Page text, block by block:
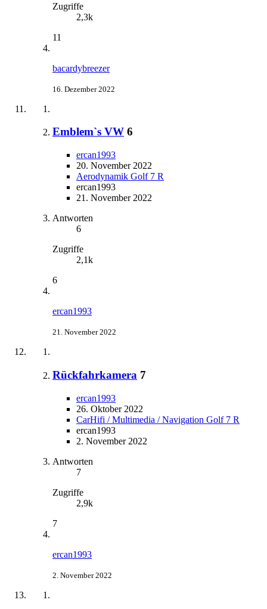
Zugriffe
2,3k
11
bacardybreezer
16. Dezember 2022
Emblem`s VW 6
ercan1993
20. November 2022
Aerodynamik Golf 7 R
ercan1993
21. November 2022
Antworten
6
Zugriffe
2,1k
6
ercan1993
21. November 2022
Rückfahrkamera 7
ercan1993
26. Oktober 2022
CarHifi / Multimedia / Navigation Golf 7 R
ercan1993
2. November 2022
Antworten
7
Zugriffe
2,9k
7
ercan1993
2. November 2022